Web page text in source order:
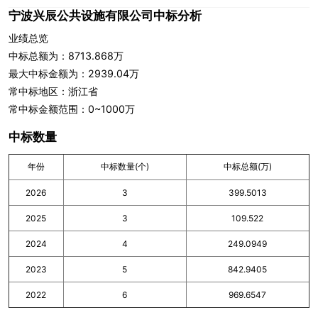
宁波兴辰公共设施有限公司中标分析
业绩总览
中标总额为：8713.868万
最大中标金额为：2939.04万
常中标地区：浙江省
常中标金额范围：0~1000万
中标数量
年份 中标数量(个) 中标总额(万)
2026 3 399.5013
2025 3 109.522
2024 4 249.0949
2023 5 842.9405
2022 6 969.6547